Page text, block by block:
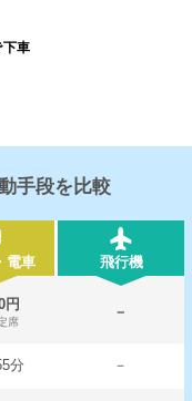
下車
手段を比較
電車 飛行機
円
席
－
分 －